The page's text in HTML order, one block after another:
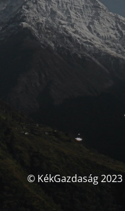
© KékGazdaság 2023